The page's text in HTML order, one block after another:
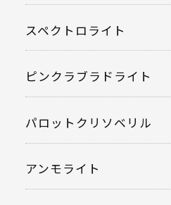
スペクトロライト
ピンクラブラドライト
パロットクリソベリル
アンモライト